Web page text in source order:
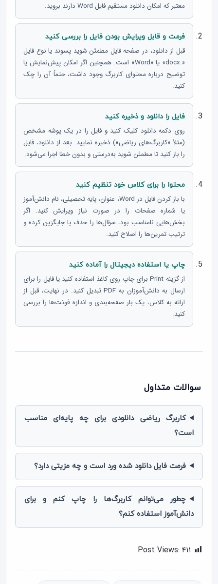
معتبر که امکان دانلود مستقیم فایل Word دارند بروید.
فرمت و قابل ویرایش بودن فایل را بررسی کنید
قبل از دانلود، در صفحه فایل مطمئن شوید پسوند یا نوع فایل
«.docx» یا «Word» است. همچنین اگر امکان پیش‌نمایش یا
توضیح درباره محتوای کاربرگ وجود داشت، حتماً آن را چک
کنید.
فایل را دانلود و ذخیره کنید
روی دکمه دانلود کلیک کنید و فایل را در یک پوشه مشخص
(مثلاً «کاربرگ‌های ریاضی») ذخیره نمایید. بعد از دانلود، فایل
را باز کنید تا مطمئن شوید به‌درستی و بدون خطا اجرا می‌شود.
محتوا را برای کلاس خود تنظیم کنید
با باز کردن فایل در Word، عنوان، پایه تحصیلی، نام دانش‌آموز
یا شماره صفحات را در صورت نیاز ویرایش کنید. اگر
بخش‌هایی نامناسب بود، سؤال‌ها را حذف یا جایگزین کرده و
ترتیب تمرین‌ها را اصلاح کنید.
چاپ یا استفاده دیجیتال را آماده کنید
از گزینه Print برای چاپ روی کاغذ استفاده کنید یا فایل را برای
ارسال به دانش‌آموزان به PDF تبدیل کنید. در نهایت، قبل از
ارائه به کلاس، یک بار صفحه‌بندی و اندازه فونت‌ها را بررسی
کنید.
سوالات متداول
کاربرگ ریاضی دانلودی برای چه پایه‌ای مناسب
است؟
فرمت فایل دانلود شده ورد است و چه مزیتی دارد؟
چطور می‌توانم کاربرگ‌ها را چاپ کنم و برای
دانش‌آموز استفاده کنم؟
Post Views: ۴۱۱